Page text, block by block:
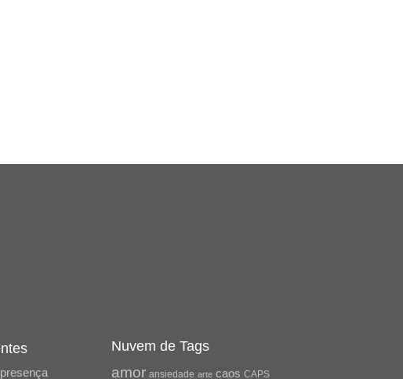
Nuvem de Tags
amor ansiedade arte caos CAPS